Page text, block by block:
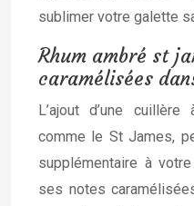
sublimer votre galette
Rhum ambré st
caramélisées
L’ajout d’une
comme le St James,
supplémentaire à
ses notes